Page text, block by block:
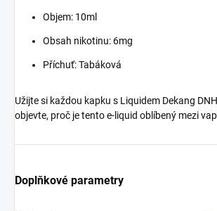
Objem: 10ml
Obsah nikotinu: 6mg
Příchuť: Tabáková
Užijte si každou kapku s Liquidem Dekang
objevte, proč je tento e-liquid oblíbený mezi
Doplňkové parametry